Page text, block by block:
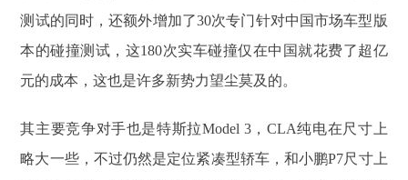
测试的同时，还额外增加了30次专门针对中国市场车型版
本的碰撞测试，这180次实车碰撞仅在中国就花费了超亿
元的成本，这也是许多新势力望尘莫及的。
其主要竞争对手也是特斯拉Model 3，CLA纯电在尺寸上
略大一些，不过仍然是定位紧凑型轿车，和小鹏P7尺寸上